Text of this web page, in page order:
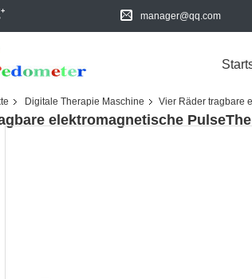
manager@qq.com
Digitale Therapie Maschine Vier Räder tragbare
elektromagnetische